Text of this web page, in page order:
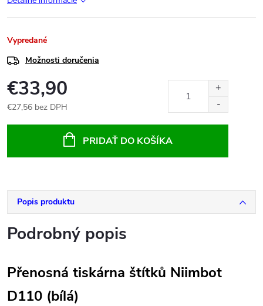
Vypredané
Možnosti doručenia
€33,90
€27,56 bez DPH
PRIDAŤ DO KOŠÍKA
Popis produktu
Podrobný popis
Přenosná tiskárna štítků Niimbot
D110 (bílá)